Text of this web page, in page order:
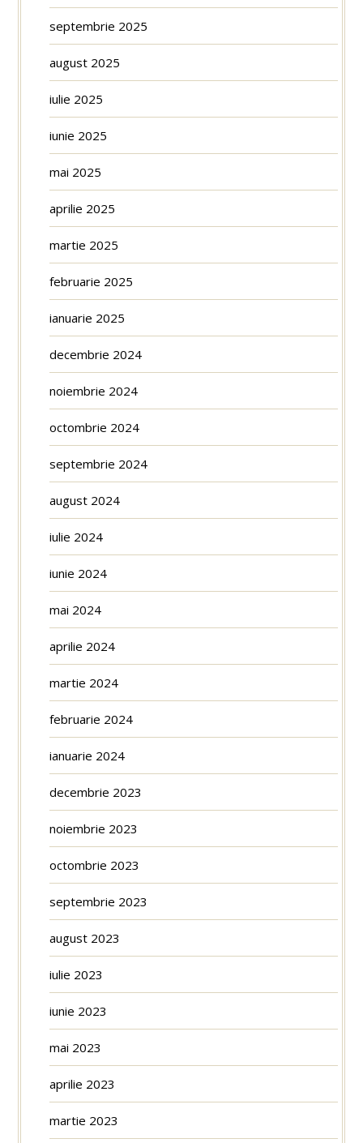
septembrie 2025
august 2025
iulie 2025
iunie 2025
mai 2025
aprilie 2025
martie 2025
februarie 2025
ianuarie 2025
decembrie 2024
noiembrie 2024
octombrie 2024
septembrie 2024
august 2024
iulie 2024
iunie 2024
mai 2024
aprilie 2024
martie 2024
februarie 2024
ianuarie 2024
decembrie 2023
noiembrie 2023
octombrie 2023
septembrie 2023
august 2023
iulie 2023
iunie 2023
mai 2023
aprilie 2023
martie 2023